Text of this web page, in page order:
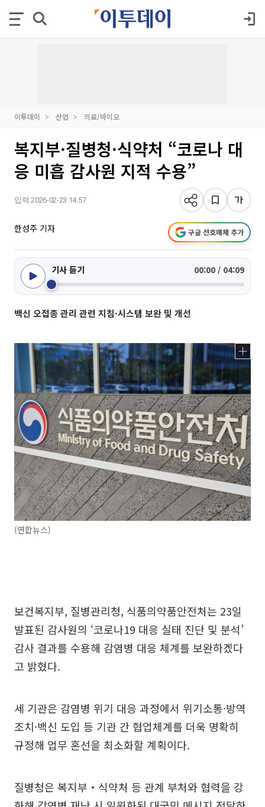
이투데이 산업 의료/바이오
복지부·질병청·식약처 “코로나 대
응 미흡 감사원 지적 수용”
입력 2026-02-23 14:57
한성주 기자 구글 선호매체 추가
기사 듣기 00:00 / 04:09
백신 오접종 관리 관련 지침·시스템 보완 및 개선
(연합뉴스)
보건복지부, 질병관리청, 식품의약품안전처는 23일
발표된 감사원의 ‘코로나19 대응 실태 진단 및 분석’
감사 결과를 수용해 감염병 대응 체계를 보완하겠다
고 밝혔다.
세 기관은 감염병 위기 대응 과정에서 위기소통·방역
조치·백신 도입 등 기관 간 협업체계를 더욱 명확히
규정해 업무 혼선을 최소화할 계획이다.
질병청은 복지부‧식약처 등 관계 부처와 협력을 강